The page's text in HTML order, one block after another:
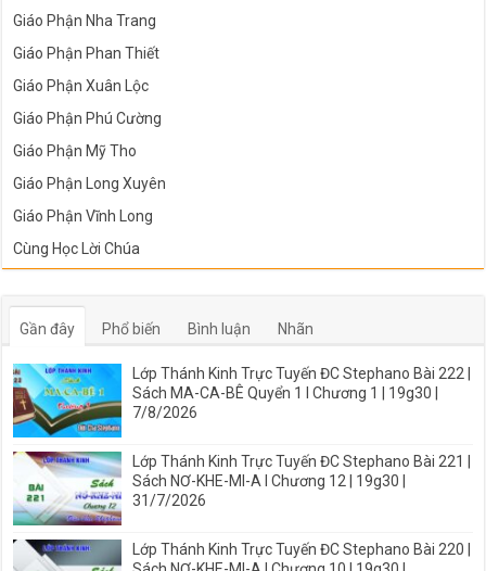
Giáo Phận Nha Trang
Giáo Phận Phan Thiết
Giáo Phận Xuân Lộc
Giáo Phận Phú Cường
Giáo Phận Mỹ Tho
Giáo Phận Long Xuyên
Giáo Phận Vĩnh Long
Cùng Học Lời Chúa
Gần đây Phổ biến Bình luận Nhãn
Lớp Thánh Kinh Trực Tuyến ĐC Stephano Bài 222 |
Sách MA-CA-BÊ Quyển 1 I Chương 1 | 19g30 |
7/8/2026
Lớp Thánh Kinh Trực Tuyến ĐC Stephano Bài 221 |
Sách NƠ-KHE-MI-A I Chương 12 | 19g30 |
31/7/2026
Lớp Thánh Kinh Trực Tuyến ĐC Stephano Bài 220 |